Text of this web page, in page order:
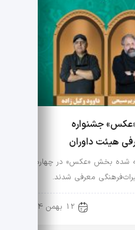
«عکس» جشنواره
هیئت داوران
شده بخش «عکس» در چهارمین
معرفی شدند.
12 بهمن 1404